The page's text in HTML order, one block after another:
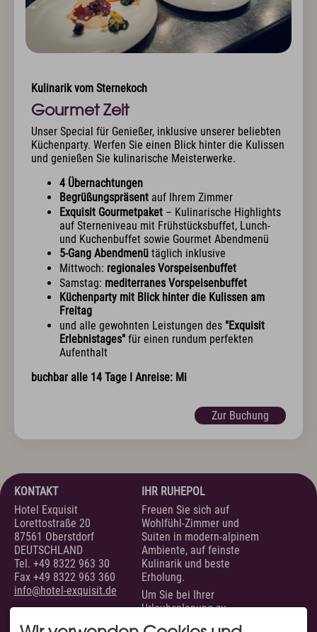
Kulinarik vom Sternekoch
Gourmet Zeit
Unser Special für Genießer, inklusive unserer beliebten
Küchenparty. Werfen Sie einen Blick hinter die Kulissen
und genießen Sie kulinarische Meisterwerke.
4 Übernachtungen
Begrüßungspräsent auf Ihrem Zimmer
Exquisit Gourmetpaket – Kulinarische Highlights
auf Sterneniveau mit Frühstücksbuffet, Lunch-
und Kuchenbuffet sowie Gourmet Abendmenü
5-Gang Abendmenü täglich inklusive
Mittwoch: regionales Vorspeisenbuffet
Samstag: mediterranes Vorspeisenbuffet
Küchenparty mit Blick hinter die Kulissen am
Freitag
und alle gewohnten Leistungen des "Exquisit
Erlebnistages" für einen rundum perfekten
Aufenthalt
buchbar alle 14 Tage I Anreise: Mi
Zur Buchung
KONTAKT
Hotel Exquisit
Lorettostraße 20
87561 Oberstdorf
DEUTSCHLAND
Tel. +49 8322 963 30
Fax +49 8322 963 360
info@hotel-exquisit.de
IHR RUHEPOL
Freuen Sie sich auf
Wohlfühl-Zimmer und
Suiten in modern-alpinem
Ambiente, auf feinste
Kulinarik und beste
Erholung.
Um Sie bei Ihrer
Urlaubsplanung zu
unterstützen, sind wir